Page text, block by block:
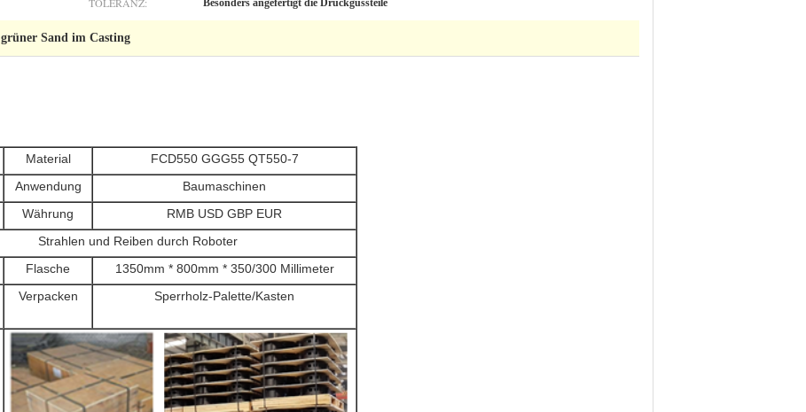
Besonders angefertigt die Druckgussteile
grüner Sand im Casting
Material
FCD550 GGG55 QT550-7
Anwendung
Baumaschinen
Währung
RMB USD GBP EUR
Strahlen und Reiben durch Roboter
Flasche
1350mm * 800mm * 350/300 Millimeter
Verpacken Sperrholz-Palette/Kasten